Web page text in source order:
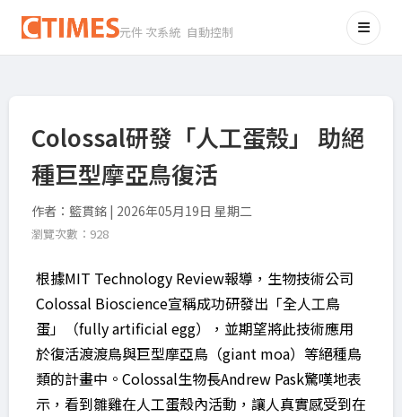
元件 次系統 自動控制
Colossal研發「人工蛋殼」 助絕
種巨型摩亞鳥復活
作者：籃貫銘 | 2026年05月19日 星期二
瀏覽次數：928
根據MIT Technology Review報導，生物技術公司
Colossal Bioscience宣稱成功研發出「全人工鳥
蛋」（fully artificial egg），並期望將此技術應用
於復活渡渡鳥與巨型摩亞鳥（giant moa）等絕種鳥
類的計畫中。Colossal生物長Andrew Pask驚嘆地表
示，看到雛雞在人工蛋殼內活動，讓人真實感受到在